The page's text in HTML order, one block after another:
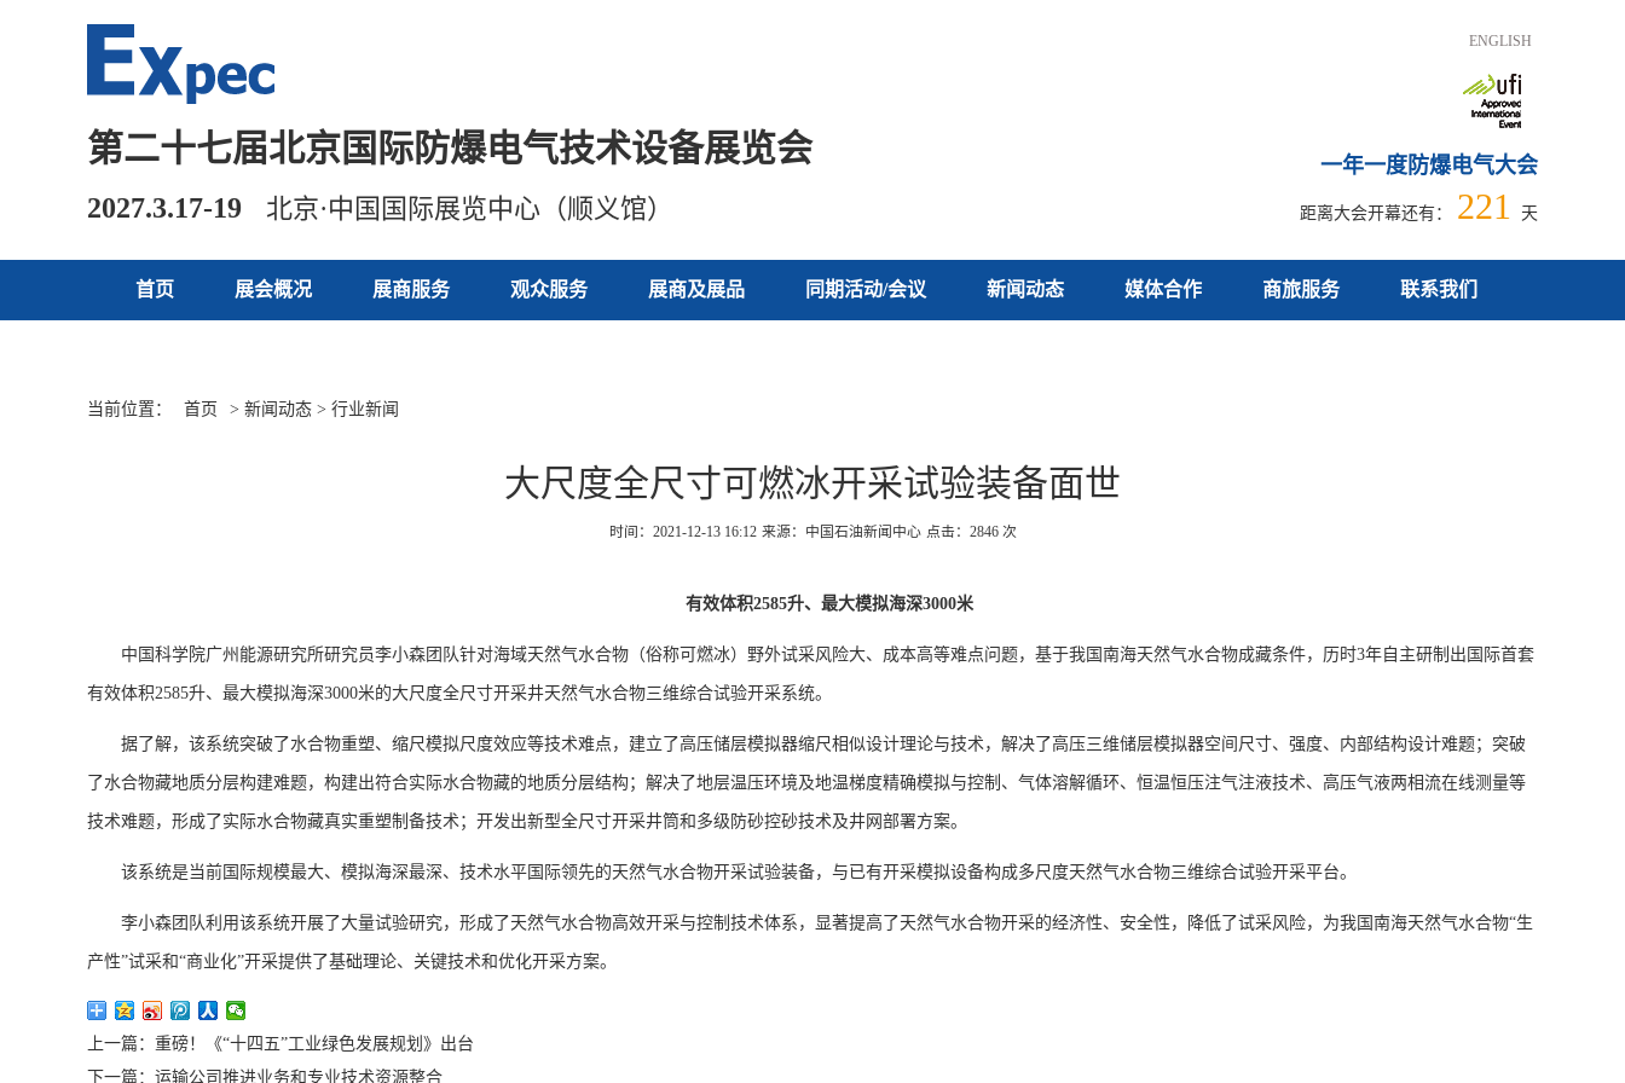
第二十七届北京国际防爆电气技术设备展览会
2027.3.17-19 北京·中国国际展览中心（顺义馆）
ENGLISH
一年一度防爆电气大会
距离大会开幕还有： 221 天
首页 展会概况 展商服务 观众服务 展商及展品 同期活动/会议 新闻动态 媒体合作 商旅服务 联系我们
当前位置： 首页 > 新闻动态 > 行业新闻
大尺度全尺寸可燃冰开采试验装备面世
时间：2021-12-13 16:12 来源：中国石油新闻中心 点击： 2846 次
有效体积2585升、最大模拟海深3000米
中国科学院广州能源研究所研究员李小森团队针对海域天然气水合物（俗称可燃冰）野外试采风险大、成本高等难点问题，基于我国南海天然气水合物成藏条件，历时3年自主研制出国际首套
有效体积2585升、最大模拟海深3000米的大尺度全尺寸开采井天然气水合物三维综合试验开采系统。
据了解，该系统突破了水合物重塑、缩尺模拟尺度效应等技术难点，建立了高压储层模拟器缩尺相似设计理论与技术，解决了高压三维储层模拟器空间尺寸、强度、内部结构设计难题；突破
了水合物藏地质分层构建难题，构建出符合实际水合物藏的地质分层结构；解决了地层温压环境及地温梯度精确模拟与控制、气体溶解循环、恒温恒压注气注液技术、高压气液两相流在线测量等
技术难题，形成了实际水合物藏真实重塑制备技术；开发出新型全尺寸开采井筒和多级防砂控砂技术及井网部署方案。
该系统是当前国际规模最大、模拟海深最深、技术水平国际领先的天然气水合物开采试验装备，与已有开采模拟设备构成多尺度天然气水合物三维综合试验开采平台。
李小森团队利用该系统开展了大量试验研究，形成了天然气水合物高效开采与控制技术体系，显著提高了天然气水合物开采的经济性、安全性，降低了试采风险，为我国南海天然气水合物“生
产性”试采和“商业化”开采提供了基础理论、关键技术和优化开采方案。
上一篇：重磅！《“十四五”工业绿色发展规划》出台
下一篇：运输公司推进业务和专业技术资源整合